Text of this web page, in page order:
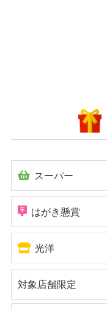
スーパー
はがき懸賞
光洋
対象店舗限定